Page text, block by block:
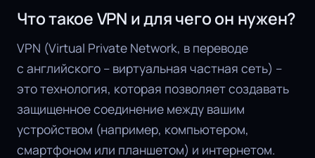
Что такое VPN и для чего он нужен?
VPN (Virtual Private Network, в переводе
с английского – виртуальная частная сеть) –
это технология, которая позволяет создавать
защищенное соединение между вашим
устройством (например, компьютером,
смартфоном или планшетом) и интернетом.